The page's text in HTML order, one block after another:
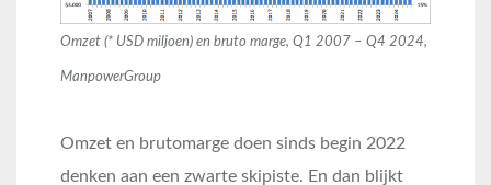
Omzet (* USD miljoen) en bruto marge, Q1 2007 – Q4 2024,
ManpowerGroup
Omzet en brutomarge doen sinds begin 2022
denken aan een zwarte skipiste. En dan blijkt